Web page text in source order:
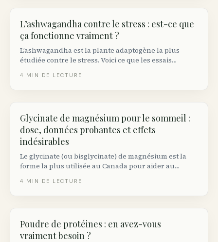
L’ashwagandha contre le stress : est-ce que
ça fonctionne vraiment ?
L’ashwagandha est la plante adaptogène la plus
étudiée contre le stress. Voici ce que les essais
et les précautions à connaître au Canada.
4 MIN DE LECTURE
Glycinate de magnésium pour le sommeil :
dose, données probantes et effets
indésirables
Le glycinate (ou bisglycinate) de magnésium est la
forme la plus utilisée au Canada pour aider au
cliniques, le moment idéal de prise et les précautions.
4 MIN DE LECTURE
Poudre de protéines : en avez-vous
vraiment besoin ?